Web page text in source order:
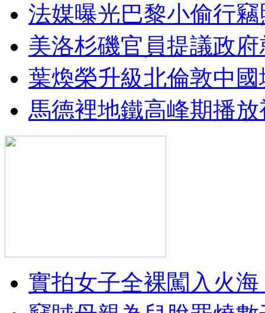
法媒曝光巴黎小偷行
美洛杉磯官員提議政
葉煥榮升級北倫敦中
馬德裡地鐵高峰期播
實拍女子全裸闖入火